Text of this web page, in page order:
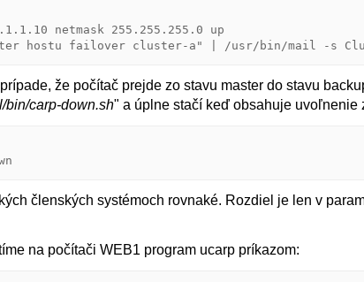
netmask 255.255.255.0 up
hostu failover cluster-a" | /usr/bin/mail -s
že počítač prejde zo stavu master do stavu
bin/carp-down.sh" a úplne stačí keď obsahuje uvoľnenie
členských systémoch rovnaké. Rozdiel je len v
na počítači WEB1 program ucarp príkazom: